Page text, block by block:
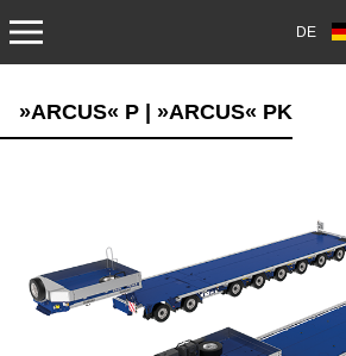
DE
SATTELANHÄNGER
SCHWERLASTMODULE
»ARCUS« P | »ARCUS« PK